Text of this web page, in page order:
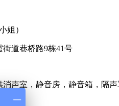
姐）
道巷桥路9栋41号
声室，静音房，静音箱，隔